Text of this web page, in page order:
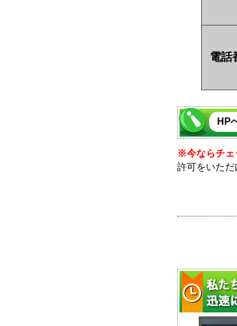
電話
HP
※今ならチェ
許可をいた